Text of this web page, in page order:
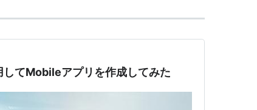
てMobileアプリを作成してみた